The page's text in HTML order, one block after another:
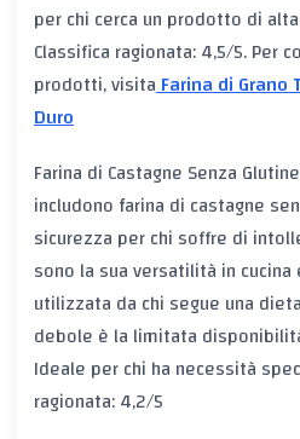
per chi cerca un prodotto di
Classifica ragionata: 4,5/5. Per
prodotti, visitaFarina di Grano
Duro
Farina di Castagne Senza
includono farina di castagne
sicurezza per chi soffre di
sono la sua versatilità in
utilizzata da chi segue una
debole è la limitata
Ideale per chi ha necessità
ragionata: 4,2/5